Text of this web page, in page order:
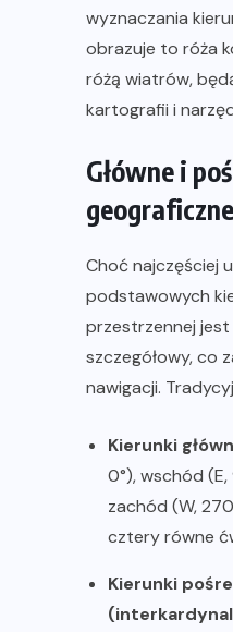
wyznaczania
obrazuje to róża
różą wiatrów,
kartografii i
Główne i
geograficzne
Choć najczęściej
podstawowych
przestrzennej
szczegółowy, co
nawigacji.
Kierunki
0°), wschód (E,
zachód (W,
cztery równe
Kierunki